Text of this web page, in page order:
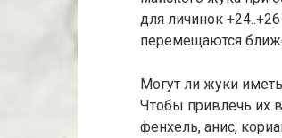
для личинок
перемещаются
Могут ли жуки
Чтобы привлечь их
фенхель, анис,